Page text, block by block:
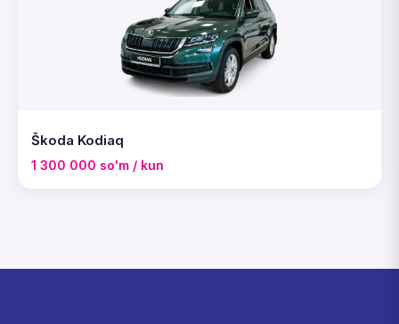
Škoda Kodiaq
1 300 000 so'm / kun